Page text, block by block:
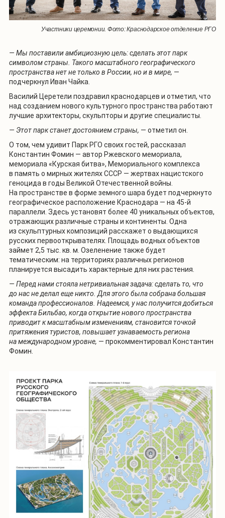
Участники церемонии. Фото: Краснодарское отделение РГО
— Мы поставили амбициозную цель: сделать этот парк
символом страны. Такого масштабного географического
пространства нет не только в России, но и в мире, —
подчеркнул Иван Чайка.
Василий Церетели поздравил краснодарцев и отметил, что
над созданием нового культурного пространства работают
лучшие архитекторы, скульпторы и другие специалисты.
— Этот парк станет достоянием страны, — отметил он.
О том, чем удивит Парк РГО своих гостей, рассказал
Константин Фомин — автор Ржевского мемориала,
мемориала «Курская битва», Мемориального комплекса
в память о мирных жителях СССР — жертвах нацистского
геноцида в годы Великой Отечественной войны.
На пространстве в форме земного шара будет подчеркнуто
географическое расположение Краснодара — на 45-й
параллели. Здесь установят более 40 уникальных объектов,
отражающих различные страны и континенты. Одна
из скульптурных композиций расскажет о выдающихся
русских первооткрывателях. Площадь водных объектов
займет 2,5 тыс. кв. м. Озеленение также будет
тематическим: на территориях различных регионов
планируется высадить характерные для них растения.
— Перед нами стояла нетривиальная задача: сделать то, что
до нас не делал еще никто. Для этого была собрана большая
команда профессионалов. Надеемся, у нас получится добиться
эффекта Бильбао, когда открытие нового пространства
приводит к масштабным изменениям, становится точкой
притяжения туристов, повышает узнаваемость региона
на международном уровне, — прокомментировал Константин
Фомин.